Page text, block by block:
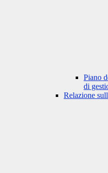
Piano
di
Relazione